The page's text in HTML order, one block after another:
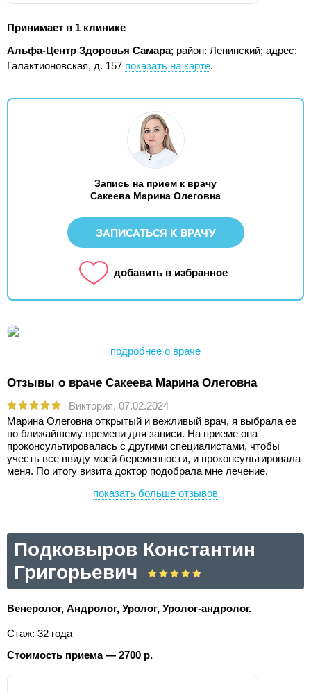
Принимает в 1 клинике
Альфа-Центр Здоровья Самара; район: Ленинский; адрес:
Галактионовская, д. 157 показать на карте.
Запись на прием к врачу
Сакеева Марина Олеговна
ЗАПИСАТЬСЯ К ВРАЧУ
добавить в избранное
подробнее о враче
Отзывы о враче Сакеева Марина Олеговна
Виктория, 07.02.2024
Марина Олеговна открытый и вежливый врач, я выбрала ее
по ближайшему времени для записи. На приеме она
проконсультировалась с другими специалистами, чтобы
учесть все ввиду моей беременности, и проконсультировала
меня. По итогу визита доктор подобрала мне лечение.
показать больше отзывов
Подковыров Константин
Григорьевич
Венеролог, Андролог, Уролог, Уролог-андролог.
Стаж: 32 года
Стоимость приема — 2700 р.